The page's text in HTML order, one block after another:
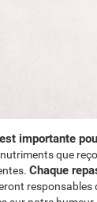
importante
que
Chaque
responsables